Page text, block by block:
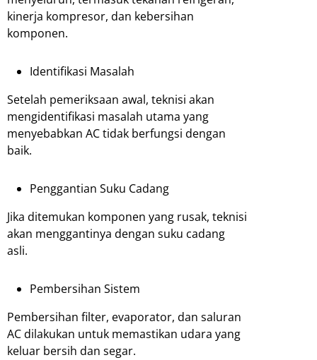
kinerja kompresor, dan kebersihan
komponen.
Identifikasi Masalah
Setelah pemeriksaan awal, teknisi akan
mengidentifikasi masalah utama yang
menyebabkan AC tidak berfungsi dengan
baik.
Penggantian Suku Cadang
Jika ditemukan komponen yang rusak, teknisi
akan menggantinya dengan suku cadang
asli.
Pembersihan Sistem
Pembersihan filter, evaporator, dan saluran
AC dilakukan untuk memastikan udara yang
keluar bersih dan segar.